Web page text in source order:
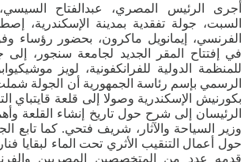
أجرى الرئيس المصري، عبدالفتاح
السبت، جولة تفقدية بمدينة الإسكندرية،
الفرنسي، إيمانويل ماكرون، بحضور رؤساء
في إفتتاح المقر الجديد لجامعة سنجور، إلى
للمنظمة الدولية للفرانكفونية، لويز
الرسمي بإسم رئاسة الجمهورية أن الجولة
بكورنيش الإسكندرية وصولا إلى قلعة قايتباي
الرئيسان إلى شرح حول تاريخ إنشاء القلعة
وزير السياحة والآثار، شريف فتحي. كما تابع
حول أعمال التنقيب الأثري تحت الماء لبقايا
قدمه عدد من المتخصصين المصريين